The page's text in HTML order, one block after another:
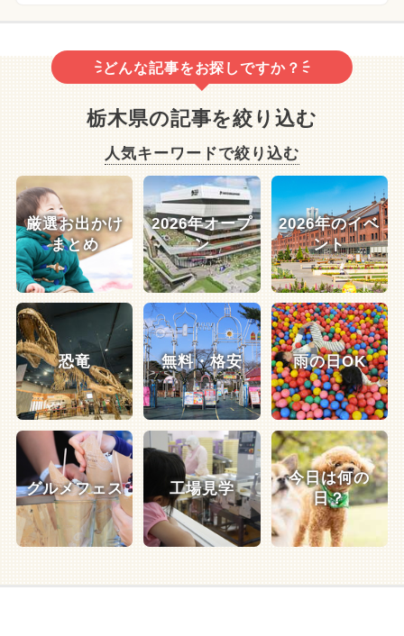
どんな記事をお探しですか？
栃木県の記事を絞り込む
人気キーワードで絞り込む
厳選お出かけ
まとめ
2026年オープ
ン
2026年のイベ
ント
恐竜 無料・格安 雨の日OK
グルメフェス 工場見学
今日は何の
日？